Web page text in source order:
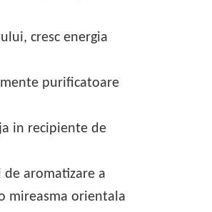
cresc energia
purificatoare
in recipiente de
aromatizare a
mireasma orientala